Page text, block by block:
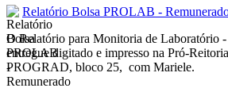
Relatório Bolsa PROLAB -
O Relatório para Monitoria de Laboratório -
entregue digitado e impresso na Pró-
PROGRAD, bloco 25, com Mariele.